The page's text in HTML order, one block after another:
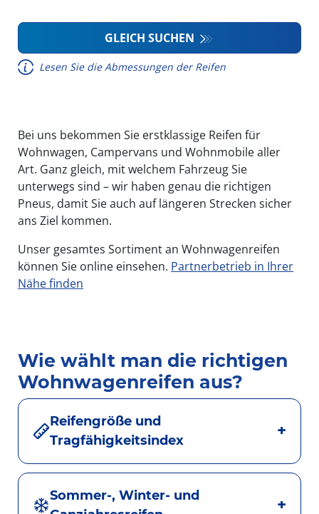
Fahrzeugmodell
Run-flat (mit Notlaufeigenschaft)
GLEICH SUCHEN
Lesen Sie die Abmessungen der Reifen
Bei uns bekommen Sie erstklassige Reifen für
Wohnwagen, Campervans und Wohnmobile aller
Art. Ganz gleich, mit welchem Fahrzeug Sie
unterwegs sind – wir haben genau die richtigen
Pneus, damit Sie auch auf längeren Strecken sicher
ans Ziel kommen.
Unser gesamtes Sortiment an Wohnwagenreifen
können Sie online einsehen. Partnerbetrieb in Ihrer
Nähe finden
Wie wählt man die richtigen
Wohnwagenreifen aus?
Reifengröße und
Tragfähigkeitsindex
Sommer-, Winter- und